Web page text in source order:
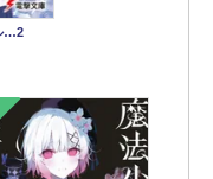
…2